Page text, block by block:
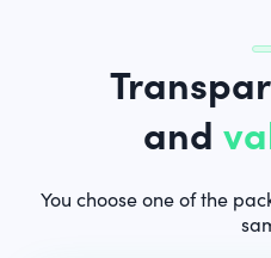
and
You choose one of the